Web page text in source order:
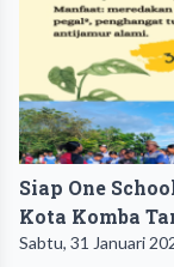
Siap One
Kota Komba
Sabtu, 31 Januari